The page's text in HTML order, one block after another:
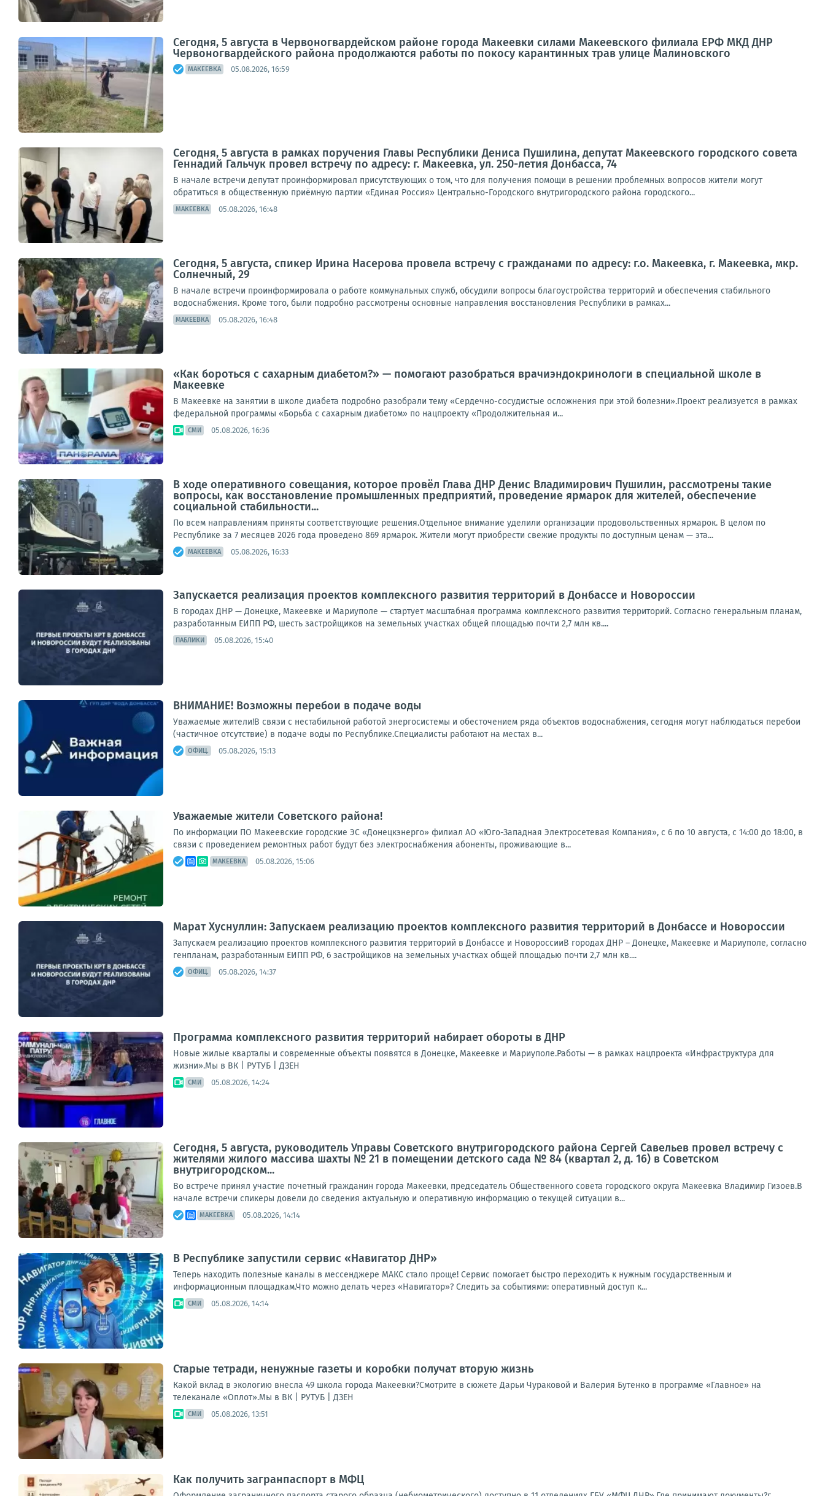
Сегодня, 5 августа в Червоногвардейском районе города Макеевки силами Макеевского филиала ЕРФ МКД ДНР
Червоногвардейского района продолжаются работы по покосу карантинных трав улице Малиновского
МАКЕЕВКА 05.08.2026, 16:59
Сегодня, 5 августа в рамках поручения Главы Республики Дениса Пушилина, депутат Макеевского городского совета
Геннадий Гальчук провел встречу по адресу: г. Макеевка, ул. 250-летия Донбасса, 74
В начале встречи депутат проинформировал присутствующих о том, что для получения помощи в решении проблемных вопросов жители могут
обратиться в общественную приёмную партии «Единая Россия» Центрально-Городского внутригородского района городского...
МАКЕЕВКА 05.08.2026, 16:48
Сегодня, 5 августа, спикер Ирина Насерова провела встречу с гражданами по адресу: г.о. Макеевка, г. Макеевка, мкр.
Солнечный, 29
В начале встречи проинформировала о работе коммунальных служб, обсудили вопросы благоустройства территорий и обеспечения стабильного
водоснабжения. Кроме того, были подробно рассмотрены основные направления восстановления Республики в рамках...
МАКЕЕВКА 05.08.2026, 16:48
«Как бороться с сахарным диабетом?» — помогают разобраться врачиэндокринологи в специальной школе в
Макеевке
В Макеевке на занятии в школе диабета подробно разобрали тему «Сердечно-сосудистые осложнения при этой болезни».Проект реализуется в рамках
федеральной программы «Борьба с сахарным диабетом» по нацпроекту «Продолжительная и...
СМИ 05.08.2026, 16:36
В ходе оперативного совещания, которое провёл Глава ДНР Денис Владимирович Пушилин, рассмотрены такие
вопросы, как восстановление промышленных предприятий, проведение ярмарок для жителей, обеспечение
социальной стабильности...
По всем направлениям приняты соответствующие решения.Отдельное внимание уделили организации продовольственных ярмарок. В целом по
Республике за 7 месяцев 2026 года проведено 869 ярмарок. Жители могут приобрести свежие продукты по доступным ценам — эта...
МАКЕЕВКА 05.08.2026, 16:33
Запускается реализация проектов комплексного развития территорий в Донбассе и Новороссии
В городах ДНР — Донецке, Макеевке и Мариуполе — стартует масштабная программа комплексного развития территорий. Согласно генеральным планам,
разработанным ЕИПП РФ, шесть застройщиков на земельных участках общей площадью почти 2,7 млн кв....
ПАБЛИКИ 05.08.2026, 15:40
ВНИМАНИЕ! Возможны перебои в подаче воды
Уважаемые жители!В связи с нестабильной работой энергосистемы и обесточением ряда объектов водоснабжения, сегодня могут наблюдаться перебои
(частичное отсутствие) в подаче воды по Республике.Специалисты работают на местах в...
ОФИЦ. 05.08.2026, 15:13
Уважаемые жители Советского района!
По информации ПО Макеевские городские ЭС «Донецкэнерго» филиал АО «Юго-Западная Электросетевая Компания», с 6 по 10 августа, с 14:00 до 18:00, в
связи с проведением ремонтных работ будут без электроснабжения абоненты, проживающие в...
МАКЕЕВКА 05.08.2026, 15:06
Марат Хуснуллин: Запускаем реализацию проектов комплексного развития территорий в Донбассе и Новороссии
Запускаем реализацию проектов комплексного развития территорий в Донбассе и НовороссииВ городах ДНР – Донецке, Макеевке и Мариуполе, согласно
генпланам, разработанным ЕИПП РФ, 6 застройщиков на земельных участках общей площадью почти 2,7 млн кв....
ОФИЦ. 05.08.2026, 14:37
Программа комплексного развития территорий набирает обороты в ДНР
Новые жилые кварталы и современные объекты появятся в Донецке, Макеевке и Мариуполе.Работы — в рамках нацпроекта «Инфраструктура для
жизни».Мы в ВК | РУТУБ | ДЗЕН
СМИ 05.08.2026, 14:24
Сегодня, 5 августа, руководитель Управы Советского внутригородского района Сергей Савельев провел встречу с
жителями жилого массива шахты № 21 в помещении детского сада № 84 (квартал 2, д. 16) в Советском
внутригородском...
Во встрече принял участие почетный гражданин города Макеевки, председатель Общественного совета городского округа Макеевка Владимир Гизоев.В
начале встречи спикеры довели до сведения актуальную и оперативную информацию о текущей ситуации в...
МАКЕЕВКА 05.08.2026, 14:14
В Республике запустили сервис «Навигатор ДНР»
Теперь находить полезные каналы в мессенджере МАКС стало проще! Сервис помогает быстро переходить к нужным государственным и
информационным площадкам.Что можно делать через «Навигатор»? Следить за событиями: оперативный доступ к...
СМИ 05.08.2026, 14:14
Старые тетради, ненужные газеты и коробки получат вторую жизнь
Какой вклад в экологию внесла 49 школа города Макеевки?Смотрите в сюжете Дарьи Чураковой и Валерия Бутенко в программе «Главное» на
телеканале «Оплот».Мы в ВК | РУТУБ | ДЗЕН
СМИ 05.08.2026, 13:51
Как получить загранпаспорт в МФЦ